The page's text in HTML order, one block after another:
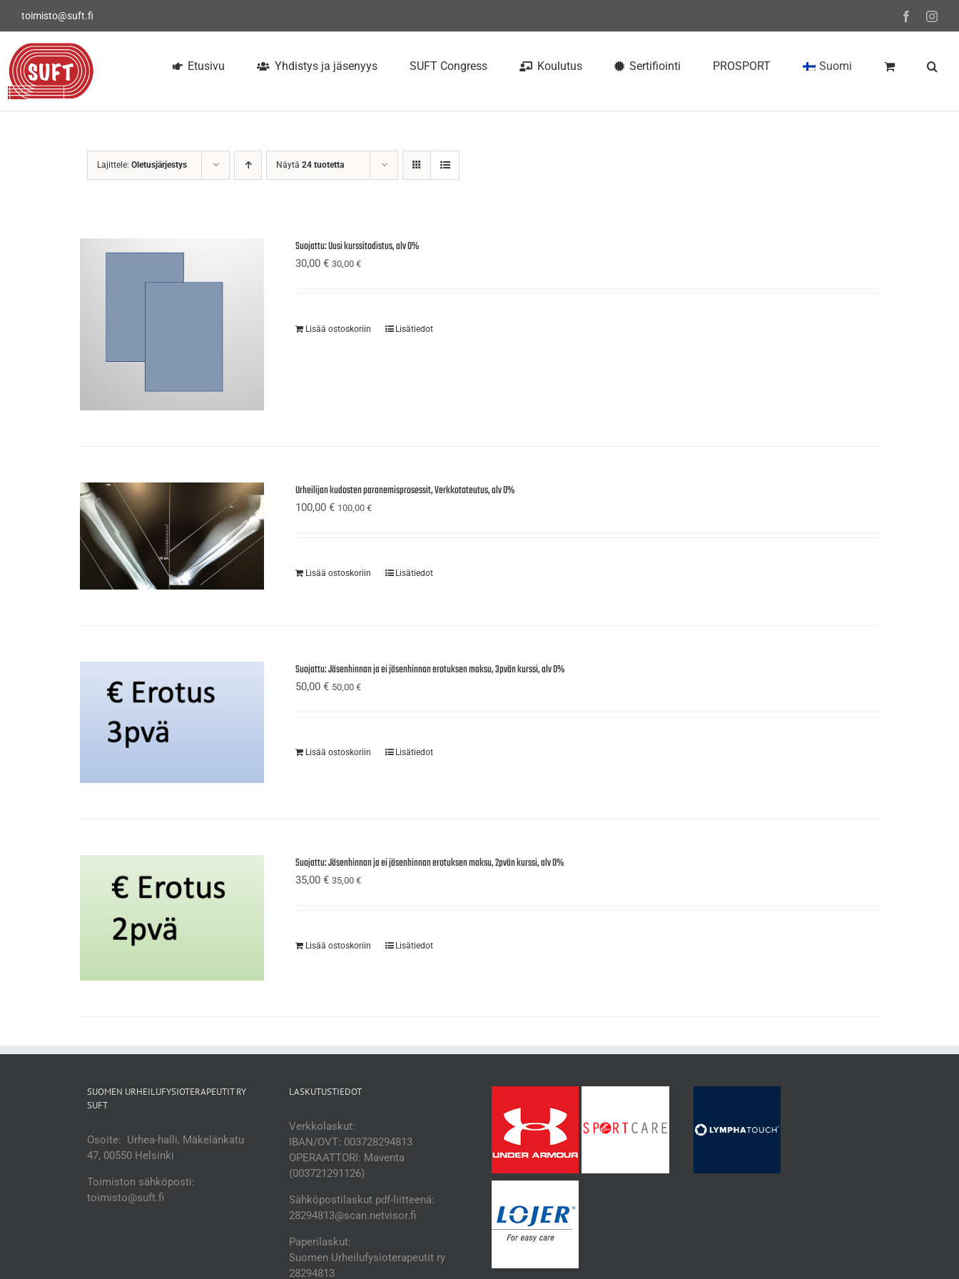
toimisto@suft.fi Facebook
Etusivu Yhdistys ja jäsenyys SUFT Congress Koulutus Sertifiointi PROSPORT Suomi
Lajittele: Oletusjärjestys Näytä 24 tuotetta
Suojattu: Uusi kurssitodistus, alv 0%
30,00€ 30,00€
Lisää ostoskoriin Lisätiedot
Urheilijan kudosten paranemisprosessit, Verkkototeutus, alv 0%
100,00€ 100,00€
Lisää ostoskoriin Lisätiedot
Suojattu: Jäsenhinnan ja ei jäsenhinnan erotuksen maksu, 3pvän kurssi, alv 0%
50,00€ 50,00€
Lisää ostoskoriin Lisätiedot
Suojattu: Jäsenhinnan ja ei jäsenhinnan erotuksen maksu, 2pvän kurssi, alv 0%
35,00€ 35,00€
Lisää ostoskoriin Lisätiedot
SUOMEN URHEILUFYSIOTERAPEUTIT RY
SUFT
Osoite: Urhea-halli, Mäkelänkatu
47, 00550 Helsinki
Toimiston sähköposti:
toimisto@suft.fi
LASKUTUSTIEDOT
Verkkolaskut:
IBAN/OVT: 003728294813
OPERAATTORI: Maventa
(003721291126)
Sähköpostilaskut pdf-liitteenä:
28294813@scan.netvisor.fi
Paperilaskut:
Suomen Urheilufysioterapeutit ry
28294813